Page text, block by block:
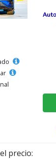
precio: